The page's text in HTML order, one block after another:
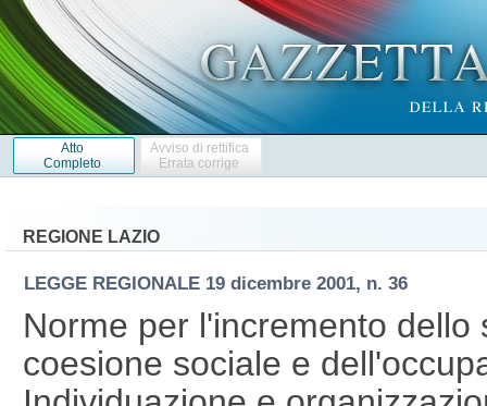
Atto
Completo
Avviso di rettifica
Errata corrige
REGIONE LAZIO
LEGGE REGIONALE 19 dicembre 2001, n. 36
Norme per l'incremento
coesione sociale e